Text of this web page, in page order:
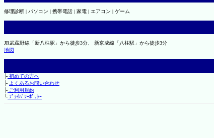
修理診断 | パソコン | 携帯電話 | 家電 | エアコン | ゲーム
JR武蔵野線「新八柱駅」から徒歩3分、 新京成線「八柱駅」から徒歩3分
地図
├初めての方へ
├ よくあるお問い合わせ
├ご利用規約
└ﾌﾟﾗｲﾊﾞｼｰﾎﾟﾘｼｰ